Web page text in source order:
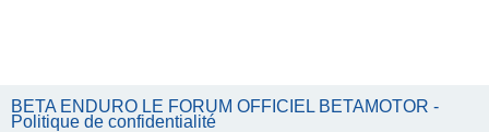
BETA ENDURO LE FORUM OFFICIEL BETAMOTOR -
Politique de confidentialité